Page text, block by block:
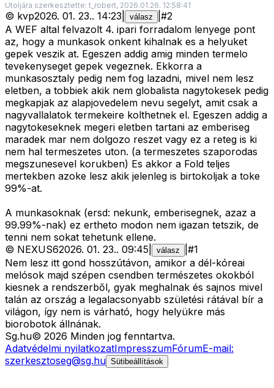
Utoljára szerkesztette: t_robert, 2026.01.26. 12:58:41
© kvp2026. 01. 23.. 14:23 válasz #2
A WEF altal felvazolt 4. ipari forradalom lenyege pont
az, hogy a munkasok onkent kihalnak es a helyuket
gepek veszik at. Egeszen addig amig minden termelo
tevekenyseget gepek vegeznek. Ekkorra a
munkasosztaly pedig nem fog lazadni, mivel nem lesz
eletben, a tobbiek akik nem globalista nagytokesek pedig
megkapjak az alapjovedelem nevu segelyt, amit csak a
nagyvallalatok termekeire kolthetnek el. Egeszen addig a
nagytokeseknek megeri eletben tartani az emberiseg
maradek mar nem dolgozo reszet vagy ez a reteg is ki
nem hal termeszetes uton. (a termeszetes szaporodas
megszunesevel korukben) Es akkor a Fold teljes
mertekben azoke lesz akik jelenleg is birtokoljak a toke
99%-at.
A munkasoknak (ersd: nekunk, emberisegnek, azaz a
99.99%-nak) ez ertheto modon nem igazan tetszik, de
tenni nem sokat tehetunk ellene.
© NEXUS62026. 01. 23.. 09:45 válasz #1
Nem lesz itt gond hosszútávon, amikor a dél-kóreai
melósok majd szépen csendben természetes okokból
kiesnek a rendszerből, gyak meghalnak és sajnos mivel
talán az ország a legalacsonyabb születési rátával bír a
világon, így nem is várható, hogy helyükre más
biorobotok állnának.
Sg.hu© 2026 Minden jog fenntartva.
Adatvédelmi nyilatkozatImpresszumFórumE-mail:
szerkesztoseg@sg.hu Sütibeállítások